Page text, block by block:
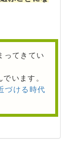
ってきてい
います。
づける時代